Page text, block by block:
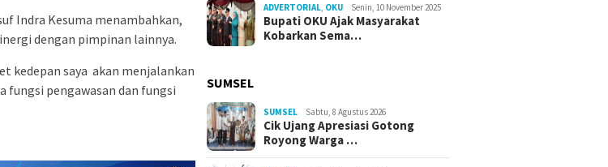
Indra Kesuma menambahkan,
dengan pimpinan lainnya.
kedepan saya akan menjalankan
fungsi pengawasan dan fungsi
ADVERTORIAL OKU Senin, 10 November 2025
Bupati OKU Ajak Masyarakat
Kobarkan Sema…
SUMSEL
SUMSEL Sabtu, 8 Agustus 2026
Cik Ujang Apresiasi Gotong
Royong Warga …